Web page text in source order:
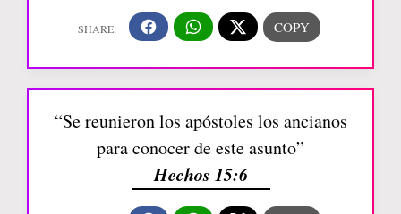
“Se reunieron los apóstoles los ancianos
para conocer de este asunto”
Hechos 15:6